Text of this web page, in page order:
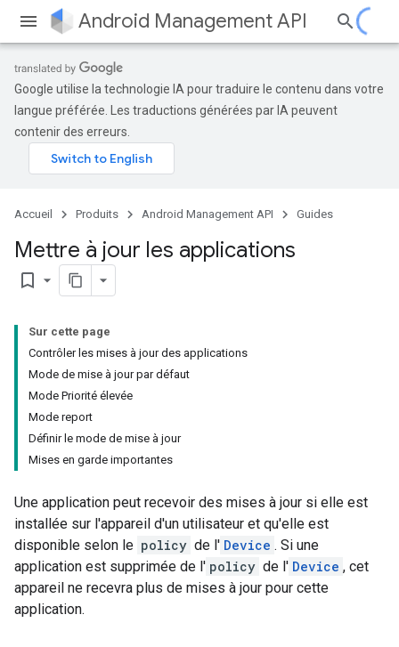
Android Management API
Google utilise la technologie IA pour traduire le contenu dans votre
langue préférée. Les traductions générées par IA peuvent
contenir des erreurs.
Accueil Produits Android Management API Guides
Mettre à jour les applications
bookmark_border
Sur cette page
Contrôler les mises à jour des applications
Mode de mise à jour par défaut
Mode Priorité élevée
Mode report
Définir le mode de mise à jour
Mises en garde importantes
Une application peut recevoir des mises à jour si elle est
installée sur l'appareil d'un utilisateur et qu'elle est
disponible selon le policy de l' Device . Si une
application est supprimée de l' policy de l' Device , cet
appareil ne recevra plus de mises à jour pour cette
application.